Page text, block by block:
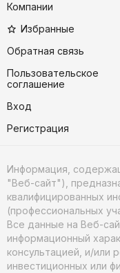
Компании
Избранные
Обратная связь
Пользовательское
соглашение
Вход
Регистрация
Информация,
"Веб-сайт"),
квалифицированных
(профессиональных
Все данные на Веб-
информационный
консультацией, и/или
инвестиционных или